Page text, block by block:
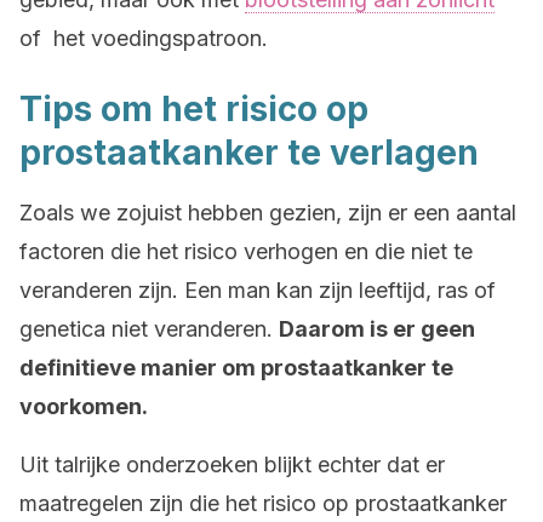
of het voedingspatroon.
Tips om het risico op
prostaatkanker te verlagen
Zoals we zojuist hebben gezien, zijn er een aantal
factoren die het risico verhogen en die niet te
veranderen zijn. Een man kan zijn leeftijd, ras of
genetica niet veranderen. Daarom is er geen
definitieve manier om prostaatkanker te
voorkomen.
Uit talrijke onderzoeken blijkt echter dat er
maatregelen zijn die het risico op prostaatkanker